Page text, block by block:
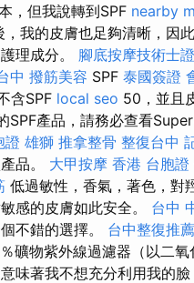
，但我說轉到SPF nearby
我的皮膚也足夠清晰，因
理成分。 腳底按摩技術士
中 撥筋美容 SPF 泰國簽證
含SPF local seo 50，並且
SPF產品，請務必查看
證 雄獅 推拿整骨 整復台中
品。 大甲按摩 香港 台胞證
低過敏性，香氣，著色，對
感的皮膚如此安全。 台中
不錯的選擇。 台中整復推薦
礦物紫外線過濾器（以二
味著我不想充分利用我的